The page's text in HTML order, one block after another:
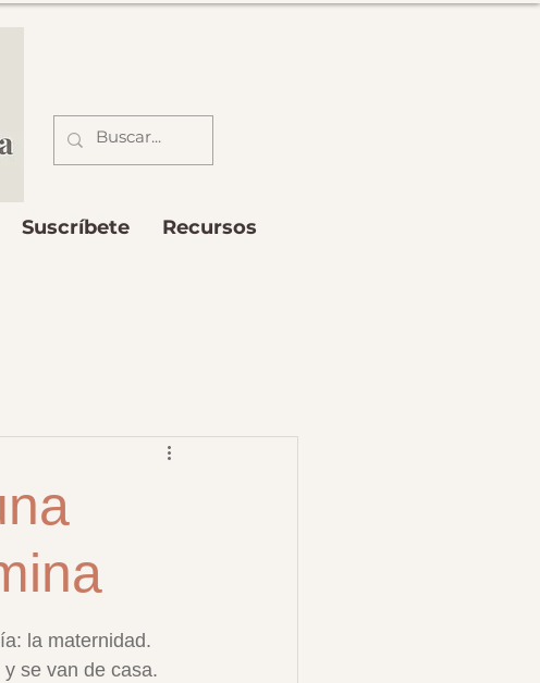
Suscríbete Recursos
la maternidad.
se van de casa.